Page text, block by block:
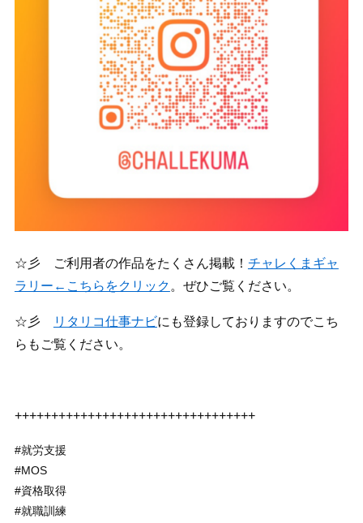
☆彡 ご利用者の作品をたくさん掲載！ チャレくまギャ
ラリー←こちらをクリック 。ぜひご覧ください。
☆彡 リタリコ仕事ナビにも登録しておりますのでこち
らもご覧ください。
+++++++++++++++++++++++++++++++++
#就労支援
#MOS
#資格取得
#就職訓練